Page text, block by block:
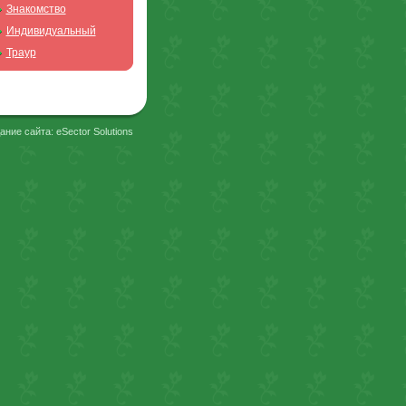
Знакомство
Индивидуальный
Траур
сайта: eSector Solutions